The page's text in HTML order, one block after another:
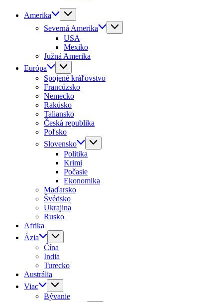
Amerika
Severná Amerika
USA
Mexiko
Južná Amerika
Európa
Spojené kráľovstvo
Francúzsko
Nemecko
Rakúsko
Taliansko
Česká republika
Poľsko
Slovensko
Politika
Krimi
Počasie
Ekonomika
Maďarsko
Švédsko
Ukrajina
Rusko
Afrika
Ázia
Čína
India
Turecko
Austrália
Viac
Bývanie